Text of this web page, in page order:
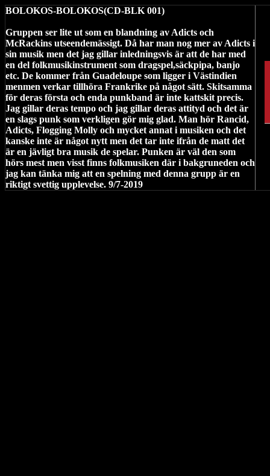
BOLOKOS-BOLOKOS(CD-BLK 001)
Gruppen ser lite ut som en blandning av Adicts och
McRackins utseendemässigt. Då har man nog mer av Adicts i
sin musik men det jag gillar inledningsvis är att de har med
en del folkmusikinstrument som dragspel,säckpipa, banjo
etc. De kommer från Guadeloupe som ligger i Västindien
menmen verkar tillhöra Frankrike på något sätt. Skitsamma
för deras första och enda punkband är inte kattskit precis.
Jag gillar deras tempo och jag gillar deras attityd och det är
en slags punk som verkligen gör mig glad. Man hör Rancid,
Adicts, Flogging Molly och mycket annat i musiken och det
kanske inte är något nytt men det tar inte ifrån de matt det
är en jävligt bra musik de spelar. Punken är väl den som
hörs mest men visst finns folkmusiken där i bakgruneden och
jag kan tänka mig att en spelning med denna grupp är en
riktigt svettig upplevelse. 9/7-2019